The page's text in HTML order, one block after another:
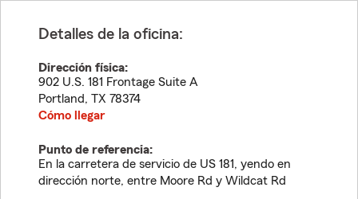
Detalles de la oficina:
Dirección física:
902 U.S. 181 Frontage Suite A
Portland, TX 78374
Cómo llegar
Punto de referencia:
En la carretera de servicio de US 181, yendo en
dirección norte, entre Moore Rd y Wildcat Rd